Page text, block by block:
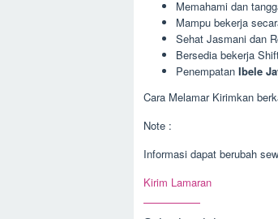
Memahami dan
Mampu bekerja
Sehat Jasmani dan
Bersedia bekerja
Penempatan Ibele
Cara Melamar Kirimkan
Note :
Informasi dapat berubah
Kirim Lamaran